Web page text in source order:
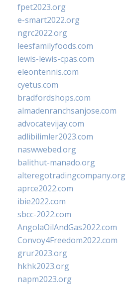
fpet2023.org
e-smart2022.org
ngrc2022.org
leesfamilyfoods.com
lewis-lewis-cpas.com
eleontennis.com
cyetus.com
bradfordshops.com
almadenranchsanjose.com
advocatevijay.com
adlibilimler2023.com
naswwebed.org
balithut-manado.org
alteregotradingcompany.org
aprce2022.com
ibie2022.com
sbcc-2022.com
AngolaOilAndGas2022.com
Convoy4Freedom2022.com
grur2023.org
hkhk2023.org
napm2023.org